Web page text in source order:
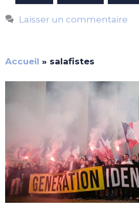
Laisser un commentaire
Accueil » salafistes